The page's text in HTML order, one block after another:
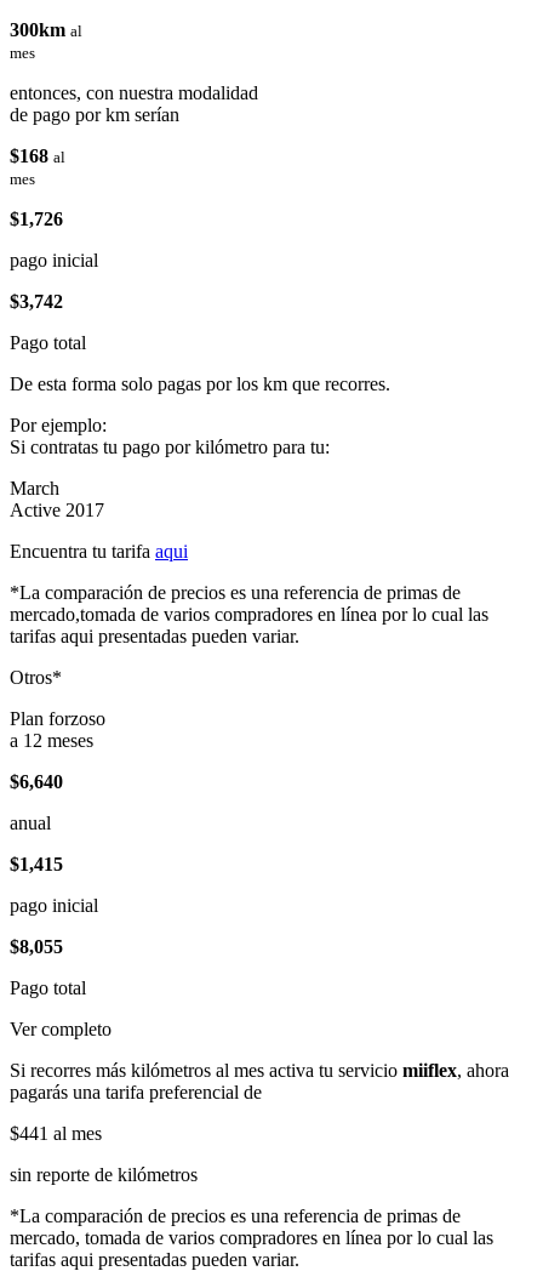
300km al
mes
entonces, con nuestra modalidad
de pago por km serían
$168 al
mes
$1,726
pago inicial
$3,742
Pago total
De esta forma solo pagas por los km que recorres.
Por ejemplo:
Si contratas tu pago por kilómetro para tu:
March
Active 2017
Encuentra tu tarifa aqui
*La comparación de precios es una referencia de primas de
mercado,tomada de varios compradores en línea por lo cual las
tarifas aqui presentadas pueden variar.
Otros*
Plan forzoso
a 12 meses
$6,640
anual
$1,415
pago inicial
$8,055
Pago total
Ver completo
Si recorres más kilómetros al mes activa tu servicio miiflex, ahora
pagarás una tarifa preferencial de
$441 al mes
sin reporte de kilómetros
*La comparación de precios es una referencia de primas de
mercado, tomada de varios compradores en línea por lo cual las
tarifas aqui presentadas pueden variar.